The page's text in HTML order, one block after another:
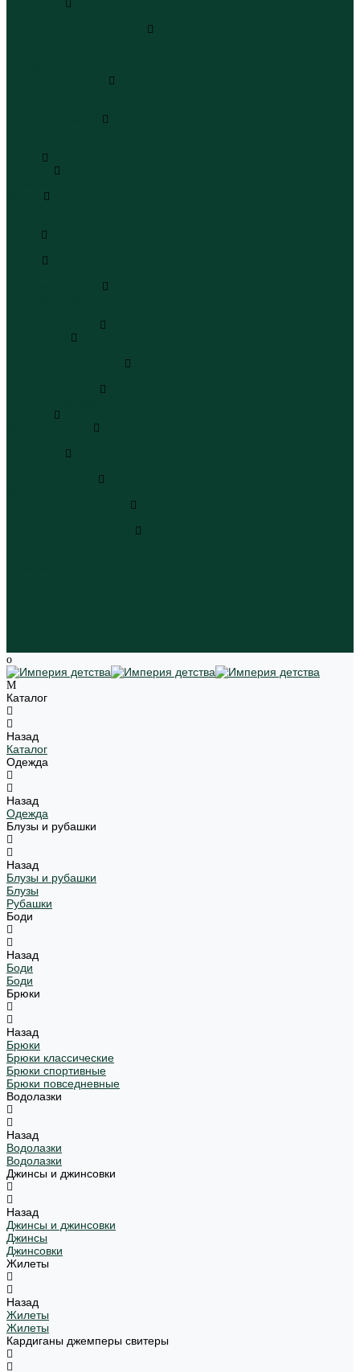
Каталог
Назад
Каталог
Одежда
Назад
Одежда
Блузы и рубашки
Назад
Блузы и рубашки
Блузы
Рубашки
Боди
Назад
Боди
Боди
Брюки
Назад
Брюки
Брюки классические
Брюки спортивные
Брюки повседневные
Водолазки
Назад
Водолазки
Водолазки
Джинсы и джинсовки
Назад
Джинсы и джинсовки
Джинсы
Джинсовки
Жилеты
Назад
Жилеты
Жилеты
Кардиганы джемперы свитеры